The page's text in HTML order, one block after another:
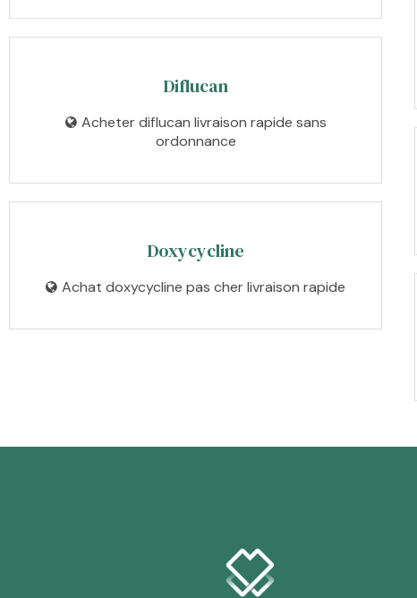
Diflucan
Acheter diflucan livraison rapide sans
ordonnance
Doxycycline
Achat doxycycline pas cher livraison rapide